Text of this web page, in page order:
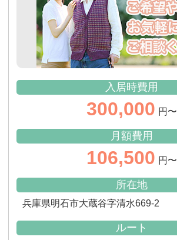
入居時費用
300,000 円〜
月額費用
106,500 円〜
所在地
兵庫県明石市大蔵谷字清水669-2
ルート